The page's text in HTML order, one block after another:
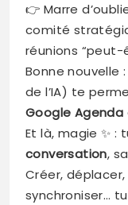
👉 Marre
comité
réunions “peut-
Bonne nouvelle :
de l’IA) te
Google Agenda
Et là, magie ✨ :
conversation,
Créer,
synchroniser…